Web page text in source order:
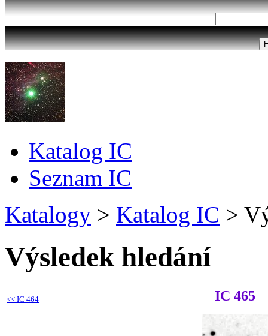
Katalog IC
Seznam IC
Katalogy > Katalog IC >
Výsledek hledání
<< IC 464 IC 465